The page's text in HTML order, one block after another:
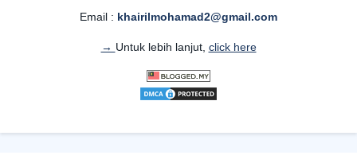
Email : khairilmohamad2@gmail.com
Untuk lebih lanjut, click here →